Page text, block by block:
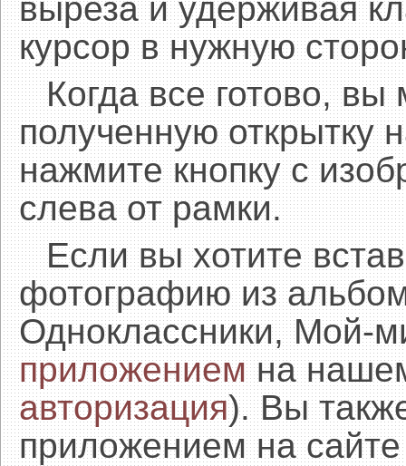
выреза и удерживая
курсор в нужную
Когда все готово,
полученную открытку
нажмите кнопку с
слева от рамки.
Если вы хотите
фотографию из
Одноклассники, Мой-
приложениемна нашем
авторизация). Вы
приложением на сайте